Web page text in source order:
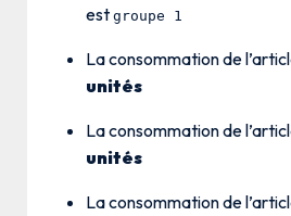
est groupe 1
La consommation de
unités
La consommation de
unités
La consommation de